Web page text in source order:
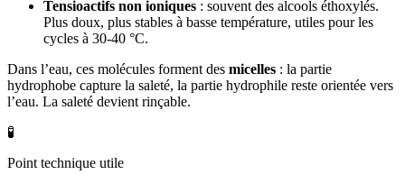
Tensioactifs non ioniques : souvent des alcools éthoxylés.
Plus doux, plus stables à basse température, utiles pour les
cycles à 30-40 °C.
Dans l’eau, ces molécules forment des micelles : la partie
hydrophobe capture la saleté, la partie hydrophile reste orientée vers
l’eau. La saleté devient rinçable.
🧪
Point technique utile